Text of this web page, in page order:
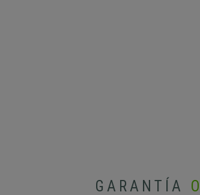
GARANTÍA